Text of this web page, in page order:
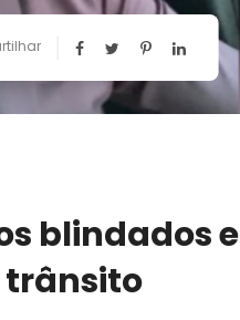
blindados e
trânsito